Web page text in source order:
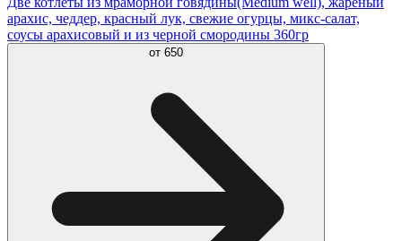
арахис, чеддер, красный лук, свежие огурцы, микс-салат,
соусы арахисовый и из черной смородины 360гр
от 650